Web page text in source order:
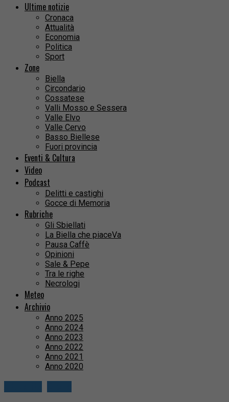
Ultime notizie
Cronaca
Attualità
Economia
Politica
Sport
Zone
Biella
Circondario
Cossatese
Valli Mosso e Sessera
Valle Elvo
Valle Cervo
Basso Biellese
Fuori provincia
Eventi & Cultura
Video
Podcast
Delitti e castighi
Gocce di Memoria
Rubriche
Gli Sbiellati
La Biella che piaceVa
Pausa Caffè
Opinioni
Sale & Pepe
Tra le righe
Necrologi
Meteo
Archivio
Anno 2025
Anno 2024
Anno 2023
Anno 2022
Anno 2021
Anno 2020